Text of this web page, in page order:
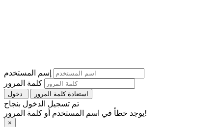
إسم المستخدم
كلمة المرور
استعادة كلمة المرور
تم تسجيل الدخول بنجاح
يوجد خطأ في اسم المستخدم أو كلمة المرور!
×